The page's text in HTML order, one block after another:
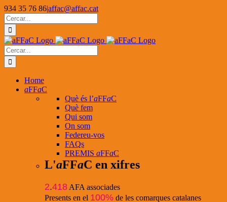
Skip
to
content
934 35 76 86|affac@affac.cat
Facebook
X
YouTube
Cerca
…
Cerca
…
Home
aFFaC
Què és l’aFFaC
Què fem
Qui som
On som
Federeu-vos
FAQs
PREMIS aFFaC
L'aFFaC en xifres
2.418 AFA associades
Presents en el 100% de les comarques catalanes